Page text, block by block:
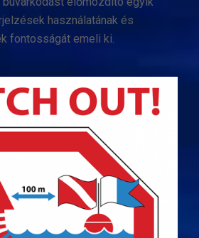
használatának és
fontosságát emeli ki.